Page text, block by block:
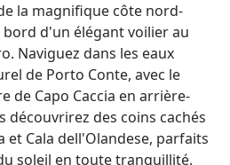
la magnifique côte nord-
bord d'un élégant voilier au
Naviguez dans les eaux
de Porto Conte, avec le
de Capo Caccia en arrière-
découvrirez des coins cachés
et Cala dell'Olandese, parfaits
soleil en toute tranquillité.